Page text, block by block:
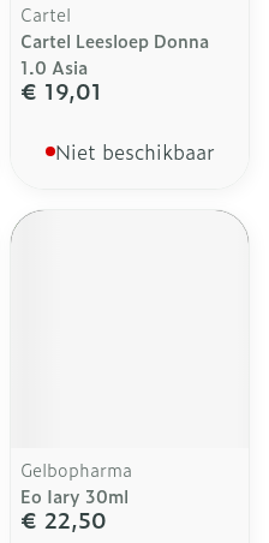
Cartel
Cartel Leesloep Donna
1.0 Asia
€ 19,01
Niet beschikbaar
Gelbopharma
Eo Iary 30ml
€ 22,50